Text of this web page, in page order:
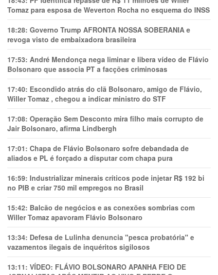
Tomaz para esposa de Weverton Rocha no esquema do INSS
18:28: Governo Trump AFRONTA NOSSA SOBERANIA e
revoga visto de embaixadora brasileira
17:53: André Mendonça nega liminar e libera vídeo de Flávio
Bolsonaro que associa PT a facções criminosas
17:40: Escondido atrás do clã Bolsonaro, amigo de Flávio,
Willer Tomaz , chegou a indicar ministro do STF
17:08: Operação Sem Desconto mira filho mais corrupto de
Jair Bolsonaro, afirma Lindbergh
17:01: Chapa de Flávio Bolsonaro sofre debandada de
aliados e PL é forçado a disputar com chapa pura
16:59: Industrializar minerais críticos pode injetar R$ 192 bi
no PIB e criar 750 mil empregos no Brasil
15:42: Balcão de negócios e as conexões sombrias com
Willer Tomaz apavoram Flávio Bolsonaro
13:34: Defesa de Lulinha denuncia "pesca probatória" e
vazamentos ilegais de inquéritos sigilosos
13:11: VÍDEO: FLÁVIO BOLSONARO APANHA FEIO DE